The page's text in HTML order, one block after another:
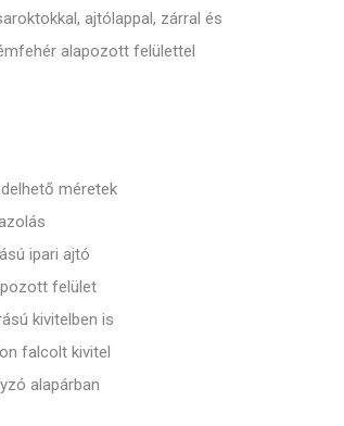
ajtólappal, zárral és
alapozott felülettel
méretek
ipari ajtó
felület
kivitelben is
falcolt kivitel
alapárban